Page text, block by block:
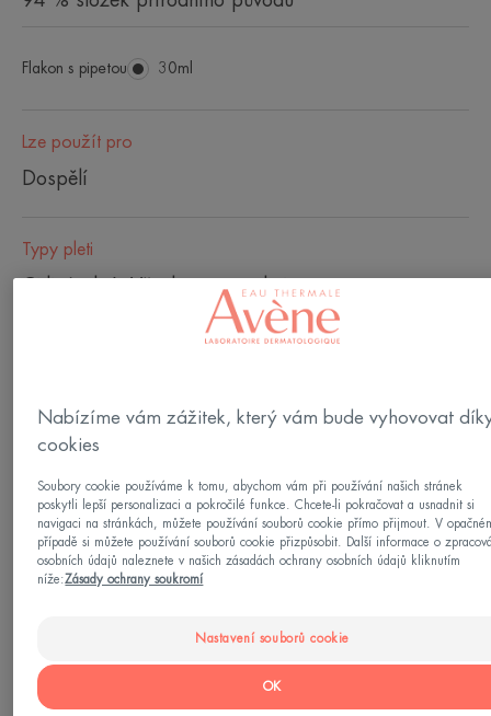
Flakon s pipetou
Flakon
30ml
Lze použít pro
Dospělí
Typy pleti
Citlivá pleť - Všechny typy pleti
S věkem se vše zrychluje. Stárnoucích buněk
přibývá a pokožka funguje pomaleji.
Dermatologické laboratoře Avène vytvořily sérum
kyseliny hyaluronové (1,5 %: s vysokou i nízkou
molekulární hmotností) a niacinamidem (6 %), které
působí na příčiny stárnutí a prodlužují životnost
Nabízíme vám zážitek, který vám bude vyhovovat
cookies
Soubory cookie používáme k tomu, abychom vám při používání našich stránek
poskytli lepší personalizaci a pokročilé funkce. Chcete-li pokračovat a usnadnit si
navigaci na stránkách, můžete používání souborů cookie přímo přijmout. V
případě si můžete používání souborů cookie přizpůsobit. Další informace o
osobních údajů naleznete v našich zásadách ochrany osobních údajů kliknutím
níže:Zásady ochrany soukromí
Nastavení souborů cookie
OK